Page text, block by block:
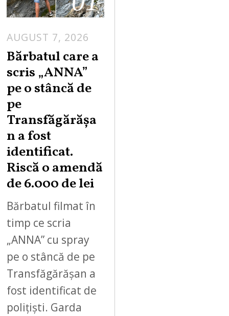
AUGUST 7, 2026
Bărbatul care a
scris „ANNA”
pe o stâncă de
pe
Transfăgărășa
n a fost
identificat.
Riscă o amendă
de 6.000 de lei
Bărbatul filmat în
timp ce scria
„ANNA” cu spray
pe o stâncă de pe
Transfăgărășan a
fost identificat de
polițiști. Garda